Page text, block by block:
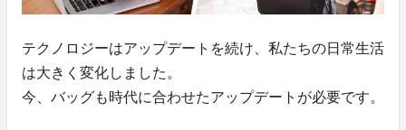
テクノロジーはアップデートを続け、私たちの日常生活
は大きく変化しました。
今、バッグも時代に合わせたアップデートが必要です。